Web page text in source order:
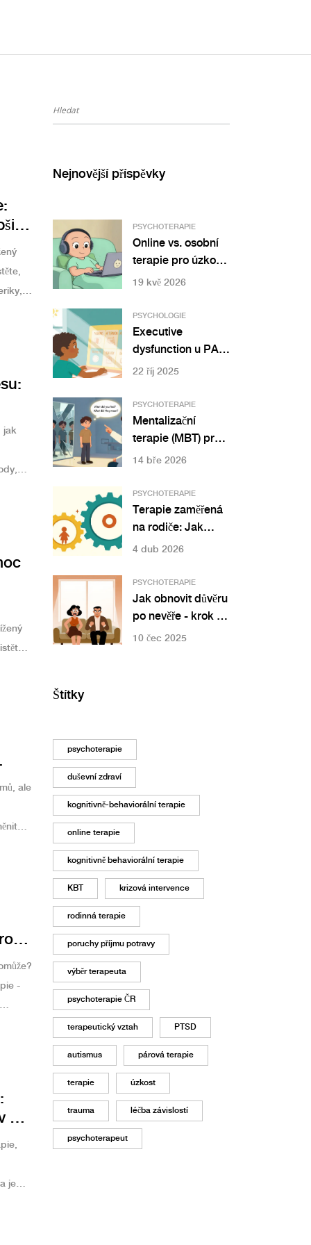
jak
ale
-
a
je
Nejnovější příspěvky
PSYCHOTERAPIE
Online vs. osobní
terapie pro úzkost
a depresi: Co je
19 kvě 2026
PSYCHOLOGIE
Executive
dysfunction u PAS
- podpora
organizace
22 říj 2025
PSYCHOTERAPIE
Mentalizační
terapie (MBT) pro
hraniční poruchu
rozvíjet schopnost
přemýšlet o
vlastních a cizích
emocích
14 bře 2026
PSYCHOTERAPIE
Terapie zaměřená
na rodiče: Jak
pomoci dítěti
přístupu
4 dub 2026
PSYCHOTERAPIE
Jak obnovit důvěru
po nevěře - krok za
krokem
10 čec 2025
Štítky
psychoterapie
duševní zdraví
kognitivně-behaviorální terapie
online terapie
kognitivně behaviorální terapie
KBT krizová intervence
rodinná terapie
poruchy příjmu potravy
výběr terapeuta
psychoterapie ČR
terapeutický vztah PTSD
autismus párová terapie
terapie úzkost
trauma léčba závislostí
psychoterapeut